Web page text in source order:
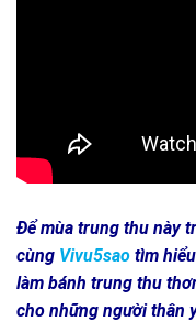
Để mùa trung thu này
cùng Vivu5sao tìm
làm bánh trung thu
cho những người thân